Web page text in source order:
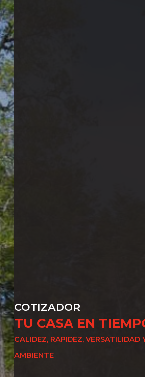
COTIZADOR
TU CASA EN
CALIDEZ, RAPIDEZ, VERSATILIDAD
AMBIENTE